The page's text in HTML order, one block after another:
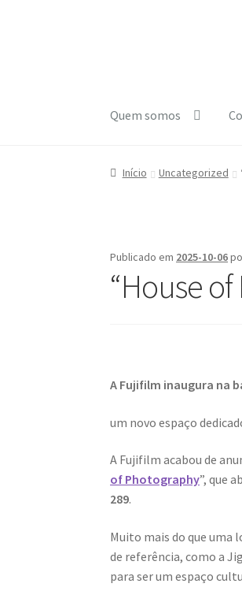
Quem somos
Início A minha conta
Início Uncategorized
Publicado em 2025-10-06
“House
A Fujifilm inaugura na
um novo espaço
A Fujifilm acabou de
of Photography”, que
289.
Muito mais do que uma
de referência, como a
para ser um espaço